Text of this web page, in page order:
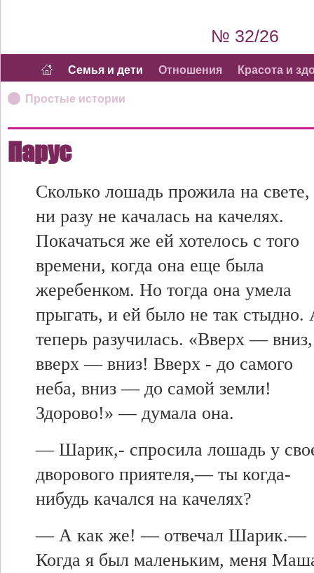
Простые истории
Парус
Сколько лошадь прожила на свете,
ни разу не качалась на качелях.
Покачаться же ей хотелось с того
времени, когда она еще была
жеребенком. Но тогда она умела
прыгать, и ей было не так стыдно.
теперь разучилась. «Вверх — вниз,
вверх — вниз! Вверх - до самого
неба, вниз — до самой земли!
Здорово!» — думала она.
— Шарик,- спросила лошадь у
дворового приятеля,— ты когда-
нибудь качался на качелях?
— А как же! — отвечал Шарик.—
Когда я был маленьким, меня
№ 32/26
Семья и дети Отношения Красота и